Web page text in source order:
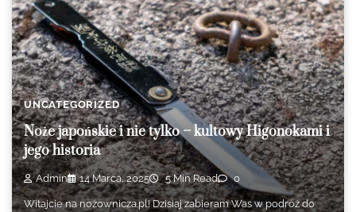
UNCATEGORIZED
Noże japońskie i nie tylko – kultowy Higonokami i
jego historia
Admin 14 Marca, 2025 5 Min Read 0
Witajcie na nożownicza.pl! Dzisiaj zabieram Was w podróż do